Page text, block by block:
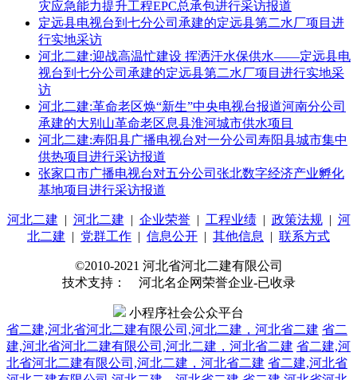
灾应急能力提升工程EPC总承包进行采访报道
定远县电视台到七分公司承建的定远县第二水厂项目进
行实地采访
河北二建:迎战高温忙建设 挥洒汗水保供水——定远县电
视台到七分公司承建的定远县第二水厂项目进行实地采
访
河北二建:革命老区焕“新生”中央电视台报道河南分公司
承建的大别山革命老区息县淮河城市供水项目
河北二建:寿阳县广播电视台对一分公司寿阳县城市集中
供热项目进行采访报道
张家口市广播电视台对五分公司张北数字经济产业孵化
基地项目进行采访报道
河北二建 | 河北二建 | 企业荣誉| 工程业绩| 政策法规| 河
北二建 | 党群工作 | 信息公开 | 其他信息 | 联系方式
©2010-2021 河北省河北二建有限公司
技术支持： 河北名企网荣誉企业-已收录
小程序社会公众平台
省二建,河北省河北二建有限公司,河北二建，河北省二建 省二
建,河北省河北二建有限公司,河北二建，河北省二建 省二建,河
北省河北二建有限公司,河北二建，河北省二建 省二建,河北省